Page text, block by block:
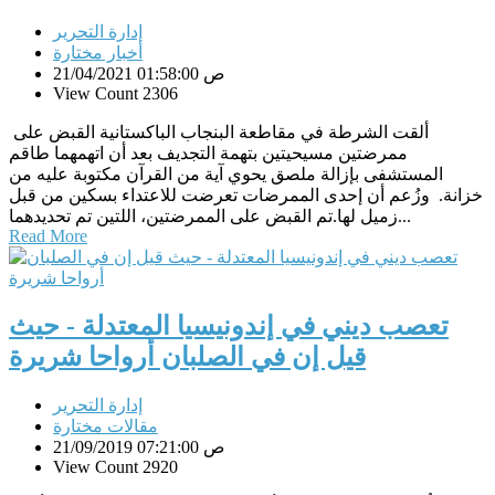
إدارة التحرير
أخبار مختارة
21/04/2021 01:58:00 ص
View Count 2306
ممرضتين مسيحيتين بتهمة التجديف بعد أن اتهمهما طاقم
المستشفى بإزالة ملصق يحوي آية من القرآن مكتوبة عليه من
خزانة. وزُعم أن إحدى الممرضات تعرضت للاعتداء بسكين من قبل
زميل لها.تم القبض على الممرضتين، اللتين تم تحديدهما...
Read More
تعصب ديني في إندونيسيا المعتدلة - حيث
قيل إن في الصلبان أرواحا شريرة
إدارة التحرير
مقالات مختارة
21/09/2019 07:21:00 ص
View Count 2920